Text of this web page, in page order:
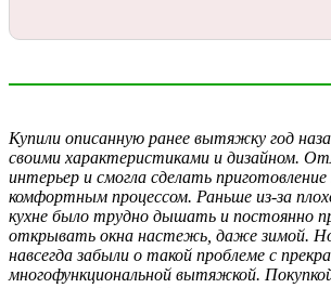
Купили описанную ранее вытяжку год
своими характеристиками и дизайном.
интерьер и смогла сделать
комфортным процессом. Раньше из-за
кухне было трудно дышать и постоянно
открывать окна настежь, даже зимой.
навсегда забыли о такой проблеме с
многофункциональной вытяжкой.